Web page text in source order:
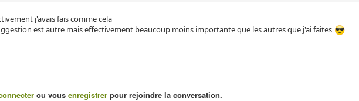
j'avais fais comme cela
est autre mais effectivement beaucoup moins importante que les autres que j'ai faites
ou vous enregistrer pour rejoindre la conversation.